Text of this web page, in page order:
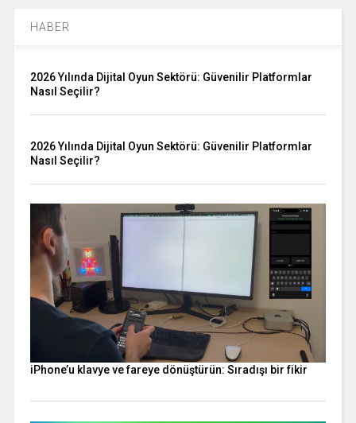
HABER
2026 Yılında Dijital Oyun Sektörü: Güvenilir Platformlar
Nasıl Seçilir?
2026 Yılında Dijital Oyun Sektörü: Güvenilir Platformlar
Nasıl Seçilir?
iPhone’u klavye ve fareye dönüştürün: Sıradışı bir fikir